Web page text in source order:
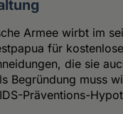
Armee wirbt im
für kostenlose
die sie
Begründung muss
Präventions-